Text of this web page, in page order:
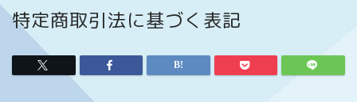
特定商取引法に基づく表記